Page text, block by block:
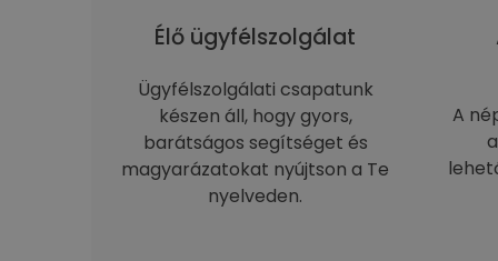
Élő ügyfélszolgálat
Ügyfélszolgálati csapatunk
készen áll, hogy gyors,
barátságos segítséget és
magyarázatokat nyújtson a Te
nyelveden.
A